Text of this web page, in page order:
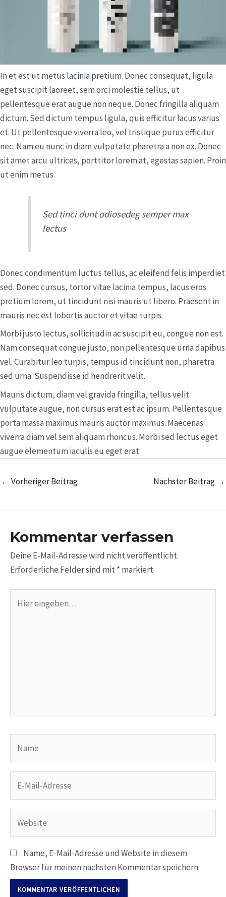
In et est ut metus lacinia pretium. Donec consequat, ligula
eget suscipit laoreet, sem orci molestie tellus, ut
pellentesque erat augue non neque. Donec fringilla aliquam
dictum. Sed dictum tempus ligula, quis efficitur lacus varius
et. Ut pellentesque viverra leo, vel tristique purus efficitur
nec. Nam eu nunc in diam vulputate pharetra a non ex. Donec
sit amet arcu ultrices, porttitor lorem at, egestas sapien. Proin
ut enim metus.
Sed tinci dunt odiosedeg semper max
lectus
Donec condimentum luctus tellus, ac eleifend felis imperdiet
sed. Donec cursus, tortor vitae lacinia tempus, lacus eros
pretium lorem, ut tincidunt nisi mauris ut libero. Praesent in
mauris nec est lobortis auctor et vitae turpis.
Morbi justo lectus, sollicitudin ac suscipit eu, congue non est.
Nam consequat congue justo, non pellentesque urna dapibus
vel. Curabitur leo turpis, tempus id tincidunt non, pharetra
sed urna. Suspendisse id hendrerit velit.
Mauris dictum, diam vel gravida fringilla, tellus velit
vulputate augue, non cursus erat est ac ipsum. Pellentesque
porta massa maximus mauris auctor maximus. Maecenas
viverra diam vel sem aliquam rhoncus. Morbi sed lectus eget
augue elementum iaculis eu eget erat.
← Vorheriger Beitrag Nächster Beitrag →
Kommentar verfassen
Deine E-Mail-Adresse wird nicht veröffentlicht.
Erforderliche Felder sind mit* markiert
eingeben…
Mail-
Adresse
Name, E-Mail-Adresse und Website in diesem
Browser für meinen nächsten Kommentar speichern.